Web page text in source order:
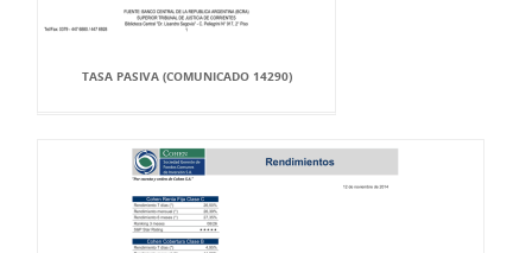
TASA PASIVA (COMUNICADO 14290)